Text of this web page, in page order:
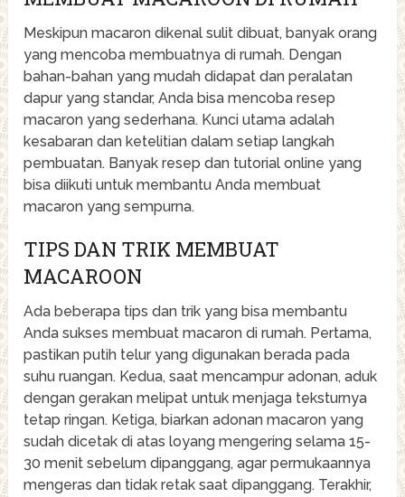
Meskipun macaron dikenal sulit dibuat, banyak orang
yang mencoba membuatnya di rumah. Dengan
bahan-bahan yang mudah didapat dan peralatan
dapur yang standar, Anda bisa mencoba resep
macaron yang sederhana. Kunci utama adalah
kesabaran dan ketelitian dalam setiap langkah
pembuatan. Banyak resep dan tutorial online yang
bisa diikuti untuk membantu Anda membuat
macaron yang sempurna.
TIPS DAN TRIK MEMBUAT
MACAROON
Ada beberapa tips dan trik yang bisa membantu
Anda sukses membuat macaron di rumah. Pertama,
pastikan putih telur yang digunakan berada pada
suhu ruangan. Kedua, saat mencampur adonan, aduk
dengan gerakan melipat untuk menjaga teksturnya
tetap ringan. Ketiga, biarkan adonan macaron yang
sudah dicetak di atas loyang mengering selama 15-
30 menit sebelum dipanggang, agar permukaannya
mengeras dan tidak retak saat dipanggang. Terakhir,